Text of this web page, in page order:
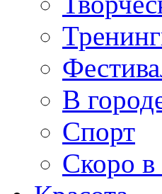
В
Спорт
Скоро в